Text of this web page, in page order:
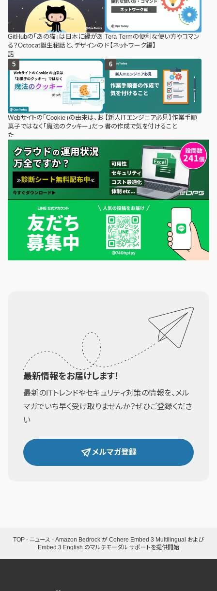
GitHubの「あの猫」は日本に縁があ
る？Octocat誕生秘話と、デザインの
話
Tera Termの便利な使い方やコマン
ド【ネットワーク編】
Webサイトの「Cookie」の由来は、お
菓子ではなく「魔法のクッキー」だっ
た
【新人ITエンジニア必見】作業手順
書の作成で気を付けること
最新情報をお届けします！
最新のITトレンドやセキュリティ対策の情報を、メル
マガでいち早く受け取りませんか？ぜひご登録くださ
い
メルマガ登録
TOP - ニュース - Amazon Bedrock が Cohere Embed 3 Multilingual および
Embed 3 English のマルチモーダル サポートを提供開始